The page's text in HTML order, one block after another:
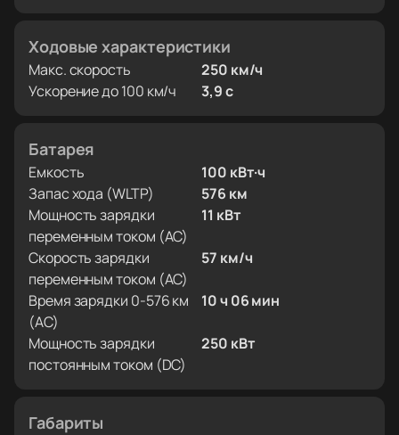
Ходовые характеристики
Макс. скорость
250 км/ч
Ускорение до 100 км/ч
3,9 с
Батарея
Емкость
100 кВт·ч
Запас хода (WLTP)
576 км
Мощность зарядки
переменным током (AC)
11 кВт
Скорость зарядки
переменным током (AC)
57 км/ч
Время зарядки 0-576 км
(AC)
10 ч 06 мин
Мощность зарядки
постоянным током (DC)
250 кВт
Габариты